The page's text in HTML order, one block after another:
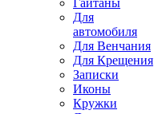
Гайтаны
Для
автомобиля
Для Венчания
Для Крещения
Записки
Иконы
Кружки